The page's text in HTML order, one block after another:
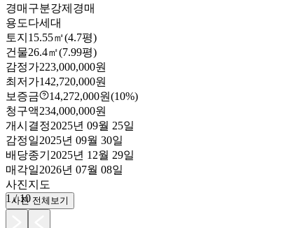
경매구분강제경매
용도다세대
토지 15.55㎡(4.7평)
건물26.4㎡(7.99평)
감정가223,000,000원
최저가142,720,000원
보증금
14,272,000원(10%)
청구액234,000,000원
개시결정2025년 09월 25일
감정일2025년 09월 30일
배당종기 2025년 12월 29일
매각일2026년 07월 08일
사진지도
1 /10
사진 전체보기